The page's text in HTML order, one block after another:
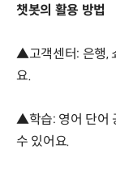
챗봇의 활용 방법
▲고객센터: 은행,
요.
▲학습: 영어 단어
수 있어요.